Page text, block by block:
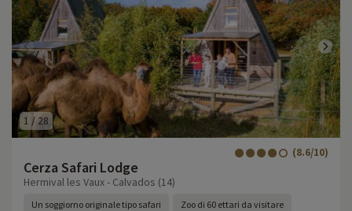
1 /28
Cerza Safari Lodge
(8.6/10)
Hermival les Vaux - Calvados (14)
Un soggiorno originale tipo safari Zoo di 60 ettari da visitare